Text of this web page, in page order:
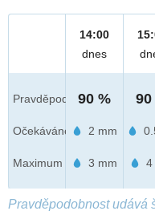
Pravděpod.
Očekáváno
Maximum
14:00
dnes
90 %
2 mm
3 mm
90
4
Pravděpodobnost udává